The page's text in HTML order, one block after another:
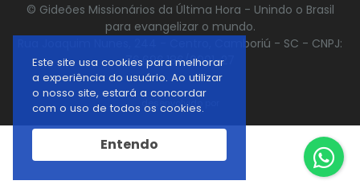
Este site usa cookies para melhorar
a experiência do usuário. Ao utilizar
o nosso site, estará a concordar
com o uso de todos os cookies.
Entendo
© Gideões Missionários da Última Hora - Unindo o Brasil
para evangelizar o mundo.
Rua Joaquim Nunes, 244 - Centro, Camboriú - SC - CNPJ:
76.696.186/0001-27
desenvolvido por